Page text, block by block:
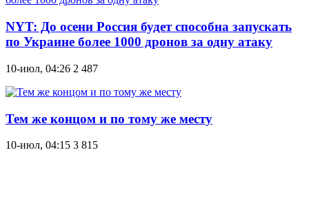
NYT: До осени Россия будет способна запускать
по Украине более 1000 дронов за одну атаку
10-июл, 04:26 2 487
Тем же концом и по тому же месту
10-июл, 04:15 3 815